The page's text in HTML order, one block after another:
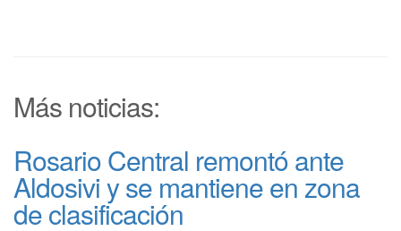
Más noticias:
Rosario Central remontó ante
Aldosivi y se mantiene en zona
de clasificación